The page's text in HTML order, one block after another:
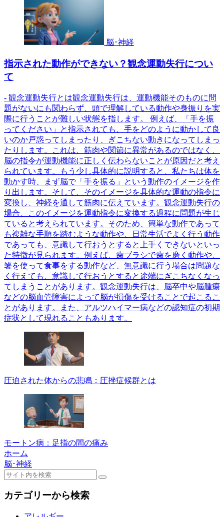
脳･神経
指示された動作ができない？観念運動失行につい
て
- 観念運動失行とは観念運動失行は、運動機能そのものに問
題がないにも関わらず、頭で理解している動作や身振りを実
際に行うことが難しい状態を指します。 例えば、「手を振
ってください」と指示されても、手をどのように動かして良
いのか戸惑ってしまったり、ぎこちない動きになってしまっ
たりします。これは、筋肉や関節に異常があるのではなく、
脳の指令が運動機能に正しく伝わらないことが原因だと考え
られています。もう少し具体的に説明すると、私たちは体を
動かす時、まず脳で「手を振る」という動作のイメージを作
り出します。そして、そのイメージを具体的な運動の指令に
変換し、神経を通して筋肉に伝えています。観念運動失行の
場合、このイメージを運動指令に変換する過程に問題が生じ
ていると考えられています。そのため、簡単な動作であって
も複雑な手順を踏むような動作や、日常生活でよく行う動作
であっても、意識して行おうとすると上手くできないといっ
た特徴が見られます。例えば、歯ブラシで歯を磨く動作や、
箸を使って食事をする動作など、無意識に行う場合は問題な
く行えても、意識して行おうとすると途端にぎこちなくなっ
てしまうことがあります。観念運動失行は、脳卒中や脳腫瘍
などの脳血管障害によって脳が損傷を受けることで起こるこ
とがあります。また、アルツハイマー病などの認知症の初期
症状として現れることもあります。
圧迫された体からの悲鳴：圧挫症候群とは
モートン病：足指の間の痛み
ホーム
脳･神経
カテゴリーから検索